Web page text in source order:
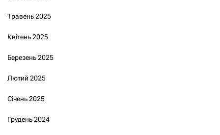
Травень 2025
Квітень 2025
Березень 2025
Лютий 2025
Січень 2025
Грудень 2024